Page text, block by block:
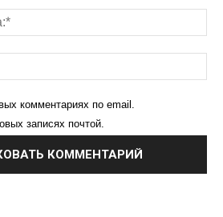
комментариях по email.
записях почтой.